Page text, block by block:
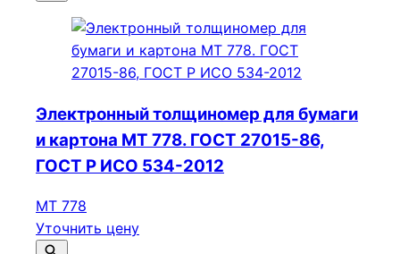
Электронный толщиномер для бумаги
и картона МТ 778. ГОСТ 27015-86,
ГОСТ Р ИСО 534-2012
МТ 778
Уточнить цену